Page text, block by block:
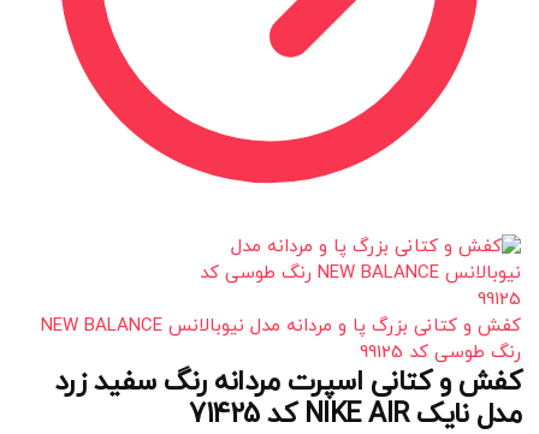
کفش و کتانی بزرگ پا و مردانه مدل نیوبالانس NEW BALANCE
رنگ طوسی کد 99125
کفش و کتانی اسپرت مردانه رنگ سفید زرد
مدل نایک NIKE AIR کد 71425